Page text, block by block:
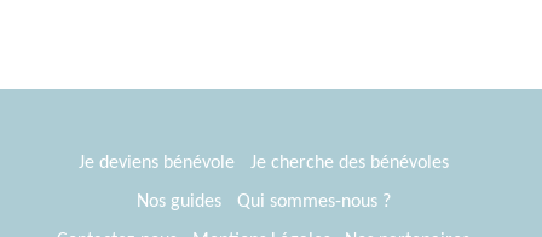
Je deviens bénévole
Je cherche des bénévoles
Nos guides
Qui sommes-nous ?